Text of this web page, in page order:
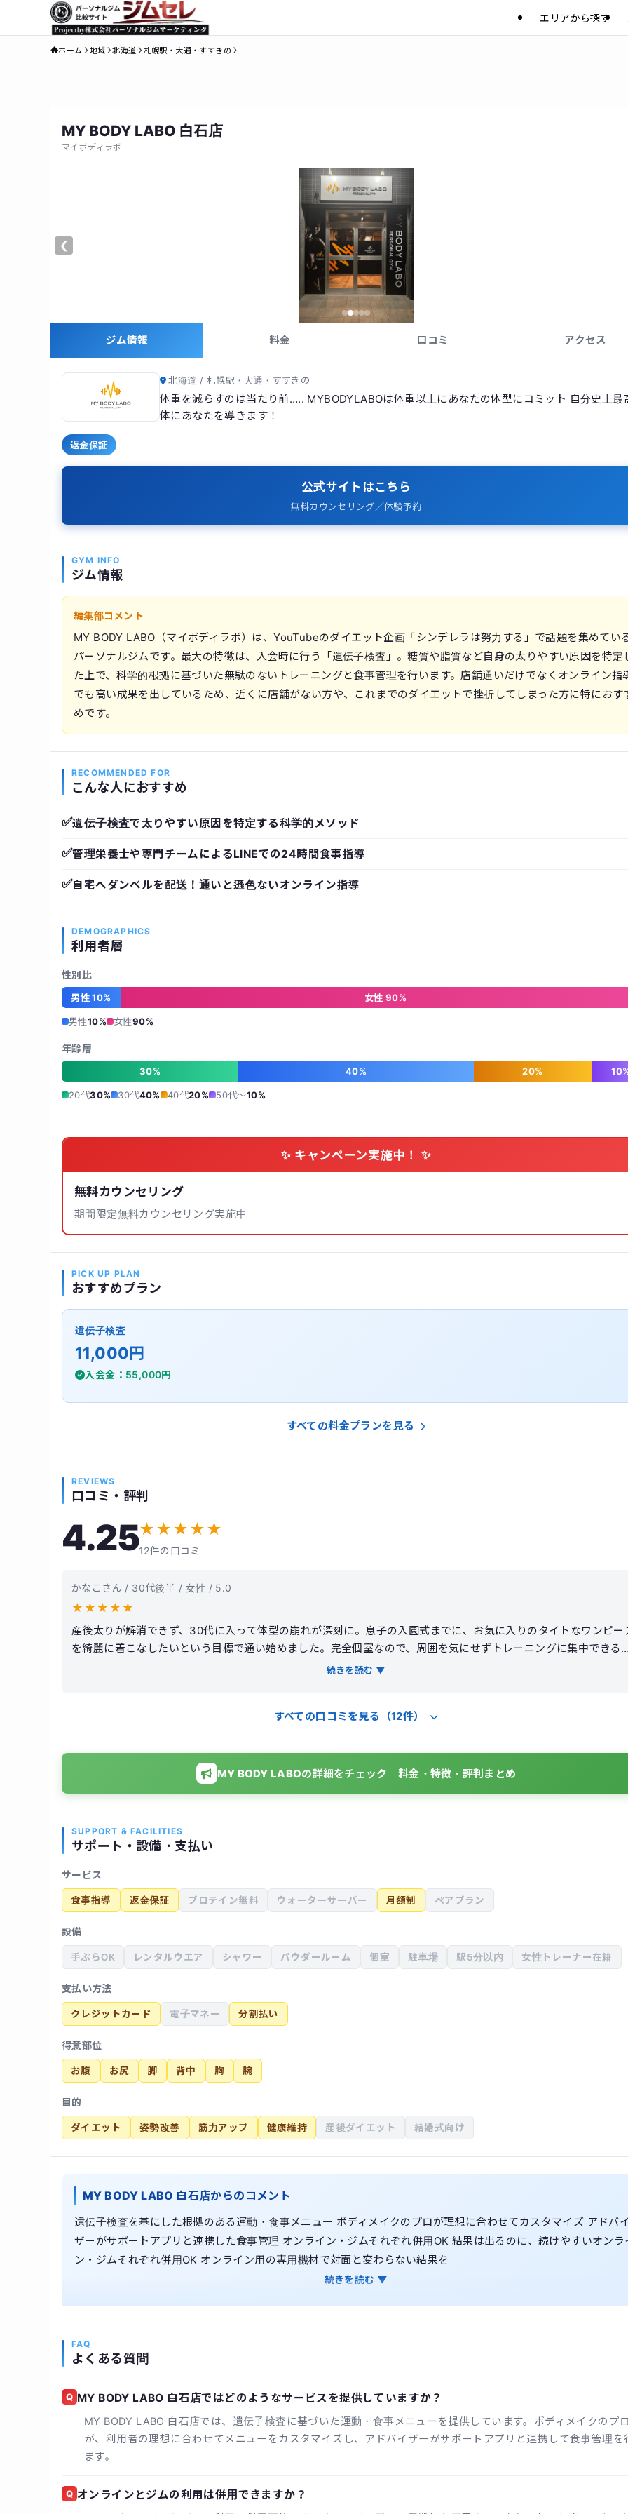
エリアから探す
ホーム 地域 北海道 札幌駅・大通・すすきの
MY BODY LABO 白石店
マイボディラボ
❮
ジム情報 料金 口コミ アクセス
北海道 / 札幌駅・大通・すすきの
体重を減らすのは当たり前….. MYBODYLABOは体重以上にあなたの体型にコミット 自分史上最
体にあなたを導きます！
返金保証
公式サイトはこちら
無料カウンセリング／体験予約
GYM INFO
ジム情報
編集部コメント
MY BODY LABO（マイボディラボ）は、YouTubeのダイエット企画「シンデレラは努力する」で話題を集めてい
パーソナルジムです。最大の特徴は、入会時に行う「遺伝子検査」。糖質や脂質など自身の太りやすい原因を特定
た上で、科学的根拠に基づいた無駄のないトレーニングと食事管理を行います。店舗通いだけでなくオンライン指
でも高い成果を出しているため、近くに店舗がない方や、これまでのダイエットで挫折してしまった方に特におす
めです。
RECOMMENDED FOR
こんな人におすすめ
✅遺伝子検査で太りやすい原因を特定する科学的メソッド
✅管理栄養士や専門チームによるLINEでの24時間食事指導
✅自宅へダンベルを配送！通いと遜色ないオンライン指導
DEMOGRAPHICS
利用者層
性別比
男性 10% 女性 90%
男性10% 女性90%
年齢層
30% 40% 20%
20代30% 30代40% 40代20% 50代〜10%
✨ キャンペーン実施中！ ✨
無料カウンセリング
期間限定無料カウンセリング実施中
PICK UP PLAN
おすすめプラン
遺伝子検査
11,000円
入会金：55,000円
すべての料金プランを見る
REVIEWS
口コミ・評判
4.25★★★★★
12件の口コミ
かなこさん / 30代後半 / 女性 / 5.0
★ ★ ★ ★ ★
産後太りが解消できず、30代に入って体型の崩れが深刻に。息子の入園式までに、お気に入りのタイトなワンピー
を綺麗に着こなしたいという目標で通い始めました。完全個室なので、周囲を気にせずトレーニングに集中できる
が魅力です。トレーナーさんは知識が豊富で、その日の体調に合わせたメニューを組んでくれます。フォームの指
無理なく健康的な生活習慣が身につきました。
続きを読む ▼
すべての口コミを見る（12件）
MY BODY LABOの詳細をチェック｜料金・特徴・評判まとめ
SUPPORT & FACILITIES
サポート・設備・支払い
サービス
食事指導 返金保証 プロテイン無料 ウォーターサーバー 月額制 ペアプラン
設備
手ぶらOK レンタルウエア シャワー パウダールーム 個室 駐車場 駅5分以内 女性トレーナー在籍
支払い方法
クレジットカード 電子マネー 分割払い
得意部位
お腹 お尻 脚 背中 胸 腕
目的
ダイエット 姿勢改善 筋力アップ 健康維持 産後ダイエット 結婚式向け
MY BODY LABO 白石店からのコメント
遺伝子検査を基にした根拠のある運動・食事メニュー ボディメイクのプロが理想に合わせてカスタマイズ アドバ
ザーがサポートアプリと連携した食事管理 オンライン・ジムそれぞれ併用OK 結果は出るのに、続けやすいオンラ
ン・ジムそれぞれ併用OK オンライン用の専用機材で対面と変わらない結果を
続きを読む ▼
FAQ
よくある質問
Q MY BODY LABO 白石店ではどのようなサービスを提供していますか？
MY BODY LABO 白石店では、遺伝子検査に基づいた運動・食事メニューを提供しています。ボディメイクのプ
が、利用者の理想に合わせてメニューをカスタマイズし、アドバイザーがサポートアプリと連携して食事管理を
ます。
Q オンラインとジムの利用は併用できますか？